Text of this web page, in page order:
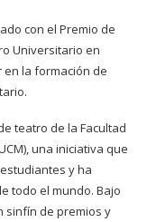
con el Premio de
Universitario en
la formación de
teatro de la Facultad
una iniciativa que
y ha
todo el mundo. Bajo
sinfín de premios y